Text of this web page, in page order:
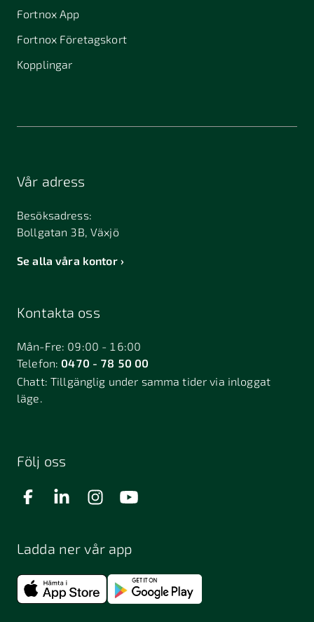
Fortnox App
Fortnox Företagskort
Kopplingar
Vår adress
Besöksadress:
Bollgatan 3B, Växjö
Se alla våra kontor
Kontakta oss
Mån-Fre: 09:00 - 16:00
Telefon:0470 - 78 50 00
Chatt:Tillgänglig under samma tider via inloggat
läge.
Följ oss
Ladda ner vår app